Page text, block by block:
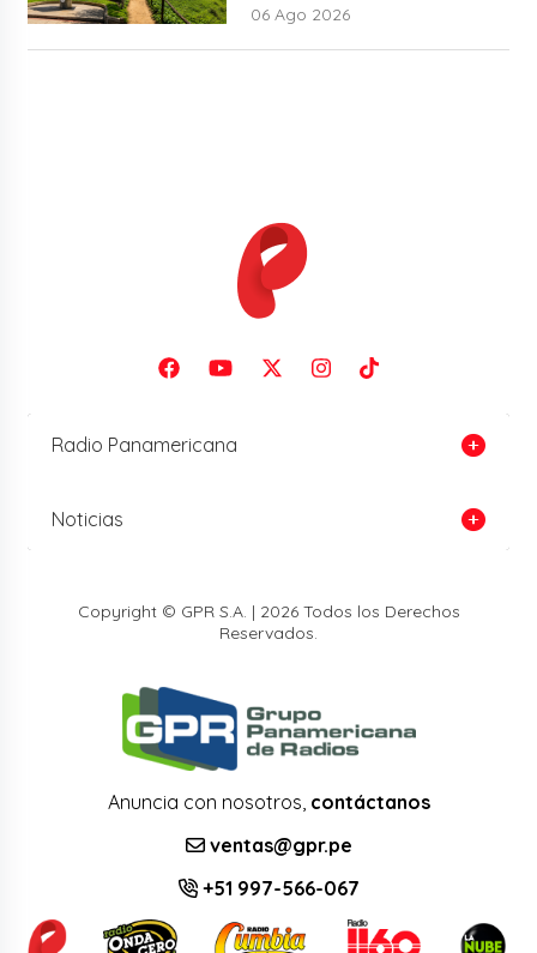
06 Ago 2026
Radio Panamericana
Noticias
Copyright © GPR S.A. | 2026 Todos los Derechos
Reservados.
Anuncia con nosotros, contáctanos
ventas@gpr.pe
+51 997-566-067